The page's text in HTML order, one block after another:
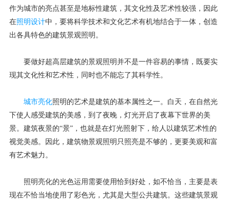
作为城市的亮点甚至是地标性建筑，其文化性及艺术性较强，因此
在照明设计中，要将科学技术和文化艺术有机地结合于一体，创造
出各具特色的建筑景观照明。
要做好超高层建筑的景观照明并不是一件容易的事情，既要实
现其文化性和艺术性，同时也不能忘了其科学性。
城市亮化照明的艺术是建筑的基本属性之一。白天，在自然光
下使人感受建筑的美感，到了夜晚，灯光开启了夜幕下世界的美
景。建筑夜景的“景”，也就是在灯光照射下，给人以建筑艺术性的
视觉美感。因此，建筑物景观照明只照亮是不够的，更要美观和富
有艺术魅力。
照明亮化的光色运用需要使用恰到好处，如不恰当，主要是表
现在不恰当地使用了彩色光，尤其是大型公共建筑。这些建筑景观